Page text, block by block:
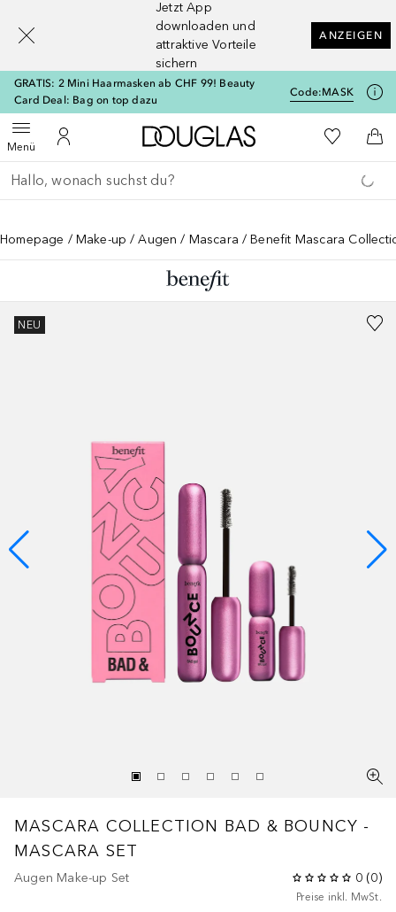
Jetzt App
downloaden und
attraktive Vorteile
sichern
ANZEIGEN
GRATIS: 2 Mini Haarmasken ab CHF 99! Beauty
Card Deal: Bag on top dazu
Code:MASK
MenüMenü öffnenZu Meinem Kundenkonto
Zur Douglas Startseite
Zu Meiner
Gehe zurück
Suche ausführen
Homepage Make-up Augen Mascara Benefit Mascara
NEU
MASCARA COLLECTION BAD & BOUNCY -
MASCARA SET
Augen Make-up Set 0 (0)
Preise inkl. MwSt.
[navigation.slideout.screenreader]